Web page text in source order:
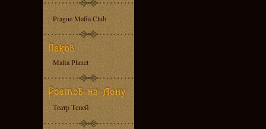
Prague Mafia Club
Mafia Planet
Театр Теней